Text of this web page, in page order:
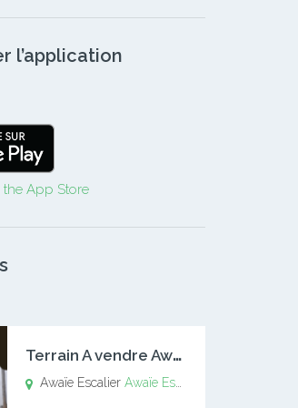
l’application
T
errain A vendre Awaïe Escalier
Awaïe EscalierAwaïe Escalier